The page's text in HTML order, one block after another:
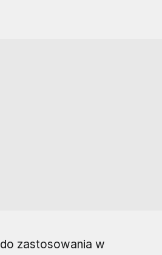
do zastosowania w